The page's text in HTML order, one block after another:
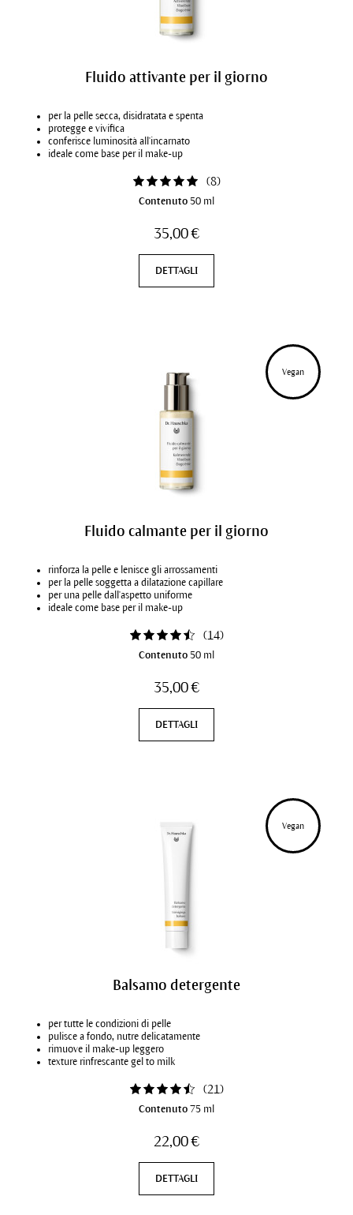
Fluido attivante per il giorno
per la pelle secca, disidratata e spenta
protegge e vivifica
conferisce luminosità all'incarnato
ideale come base per il make-up
(8)
Contenuto 50 ml
35,00 €
DETTAGLI
Vegan
Fluido calmante per il giorno
rinforza la pelle e lenisce gli arrossamenti
per la pelle soggetta a dilatazione capillare
per una pelle dall'aspetto uniforme
ideale come base per il make-up
(14)
Contenuto 50 ml
35,00 €
DETTAGLI
Vegan
Balsamo detergente
per tutte le condizioni di pelle
pulisce a fondo, nutre delicatamente
rimuove il make-up leggero
texture rinfrescante gel to milk
(21)
Contenuto 75 ml
22,00 €
DETTAGLI